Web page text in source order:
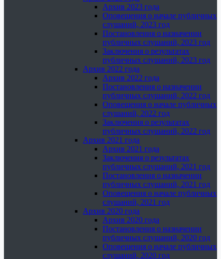
Архив 2023 года
Оповещения о начале публичных
слушаний, 2023 год
Постановления о назначении
публичных слушаний, 2023 год
Заключения о результатах
публичных слушаний, 2023 год
Архив 2022 года
Архив 2022 года
Постановления о назначении
публичных слушаний, 2022 год
Оповещения о начале публичных
слушаний, 2022 год
Заключения о результатах
публичных слушаний, 2022 год
Архив 2021 года
Архив 2021 года
Заключения о результатах
публичных слушаний, 2021 год
Постановления о назначении
публичных слушаний, 2021 год
Оповещения о начале публичных
слушаний, 2021 год
Архив 2020 года
Архив 2020 года
Постановления о назначении
публичных слушаний, 2020 год
Оповещения о начале публичных
слушаний, 2020 год